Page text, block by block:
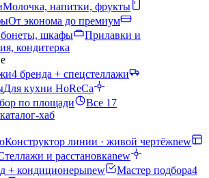
Молочка, напитки, фрукты
От эконома до премиум
шкафы
Прилавки и
кондитерка
4 бренда + спецстеллажи
Для кухни HoReCa
по площади
Все 17
хаб
Конструктор линии · живой чертёжnew
и расстановкаnew
+ кондиционерыnew Мастер подбора4